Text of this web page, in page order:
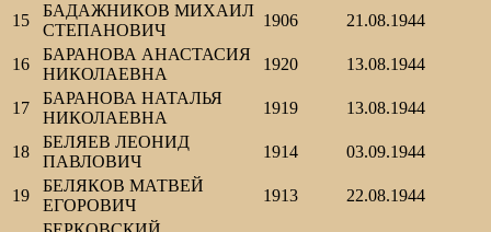
15
БАДАЖНИКОВ МИХАИЛ
СТЕПАНОВИЧ
1906 21.08.1944
16
БАРАНОВА АНАСТАСИЯ
НИКОЛАЕВНА
1920 13.08.1944
17
БАРАНОВА НАТАЛЬЯ
НИКОЛАЕВНА
1919 13.08.1944
18
БЕЛЯЕВ ЛЕОНИД
ПАВЛОВИЧ
1914 03.09.1944
19
БЕЛЯКОВ МАТВЕЙ
ЕГОРОВИЧ
1913 22.08.1944